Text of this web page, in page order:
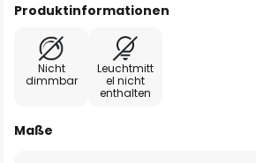
Produktinformationen
Nicht
dimmbar
Leuchtmitt
el nicht
enthalten
Maße